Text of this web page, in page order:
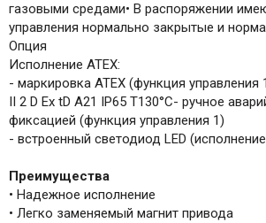
газовыми средами• В распоряжении
управления нормально закрытые и
Опция
Исполнение ATEX:
- маркировка ATEX (функция управления
II 2 D Ex tD A21 IP65 T130°C- ручное
фиксацией (функция управления 1)
- встроенный светодиод LED
Преимущества
• Надежное исполнение
• Легко заменяемый магнит привода